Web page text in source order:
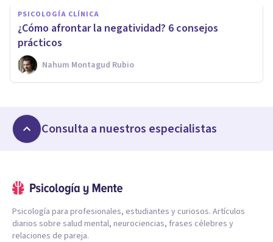
PSICOLOGÍA CLÍNICA
¿Cómo afrontar la negatividad? 6 consejos
prácticos
Nahum Montagud Rubio
Consulta a nuestros especialistas
Psicología para profesionales, estudiantes y curiosos. Artículos
diarios sobre salud mental, neurociencias, frases célebres y
relaciones de pareja.